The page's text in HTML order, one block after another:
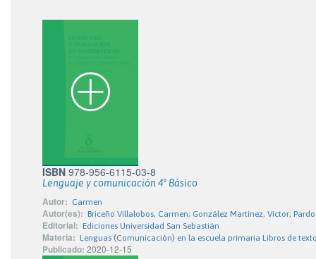
ISBN 978-956-6115-03-8
Lenguaje y comunicación 4° Básico
Autor: Carmen
Autor(es): Briceño Villalobos, Carmen; González Martínez, Víctor;
Editorial: Ediciones Universidad San Sebastián
Materia: Lenguas (Comunicación) en la escuela primaria Libros de
Publicado: 2020-12-15